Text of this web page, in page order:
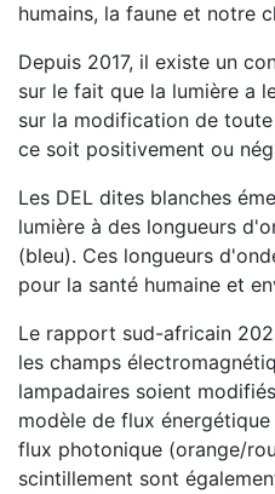
humains, la faune et notre
Depuis 2017, il existe un
sur le fait que la lumière a
sur la modification de
ce soit positivement ou
Les DEL dites blanches
lumière à des longueurs
(bleu). Ces longueurs
pour la santé humaine et
Le rapport sud-africain
les champs
lampadaires soient
modèle de flux
flux photonique (orange/
scintillement sont